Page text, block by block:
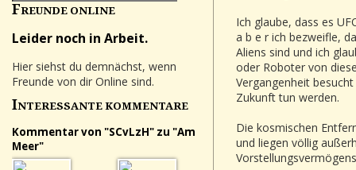
Ich glaube, dass es
a b e r ich bezweifle,
Aliens sind und ich
oder Roboter von
Vergangenheit
Zukunft tun werden.
Die kosmischen
und liegen völlig
FREUNDE ONLINE
Leider noch in Arbeit.
Hier siehst du demnächst, wenn
Freunde von dir Online sind.
INTERESSANTE KOMMENTARE
Kommentar von "SCvLzH" zu "Am
Meer"